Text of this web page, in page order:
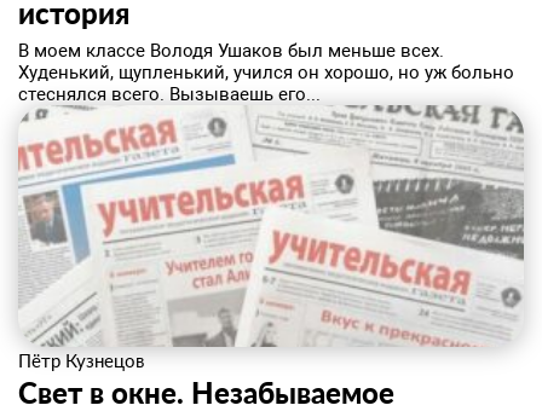
история
В моем классе Володя Ушаков был меньше всех.
Худенький, щупленький, учился он хорошо, но уж больно
стеснялся всего. Вызываешь его...
Пётр Кузнецов
Свет в окне. Незабываемое